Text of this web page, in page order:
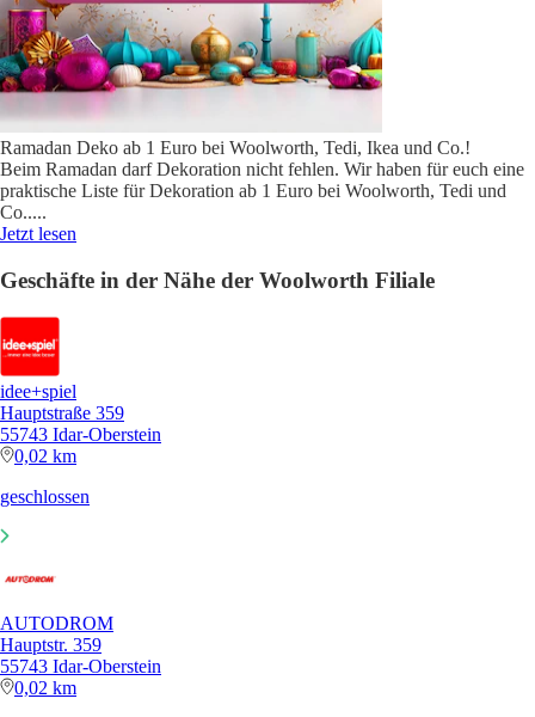
Ramadan Deko ab 1 Euro bei Woolworth, Tedi, Ikea und Co.!
Beim Ramadan darf Dekoration nicht fehlen. Wir haben für euch eine
praktische Liste für Dekoration ab 1 Euro bei Woolworth, Tedi und
Co.....
Jetzt lesen
Geschäfte in der Nähe der Woolworth Filiale
idee+spiel
Hauptstraße 359
55743 Idar-Oberstein
0,02 km
geschlossen
AUTODROM
Hauptstr. 359
55743 Idar-Oberstein
0,02 km